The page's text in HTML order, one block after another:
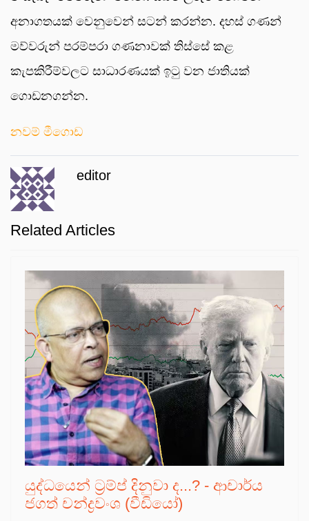
අනාගතයක් වෙනුවෙන් සටන් කරන්න. දහස් ගණන්
මව්වරුන් පරම්පරා ගණනාවක් තිස්සේ කළ
කැපකිරීම්වලට සාධාරණයක් ඉටු වන ජාතියක්
ගොඩනගන්න.
නවම් මීගොඩ
editor
Related Articles
යුද්ධයෙන් ට්‍රම්ප් දිනුවා ද...? - ආචාර්ය
ජගත් චන්ද්‍රවංශ (වීඩියෝ)